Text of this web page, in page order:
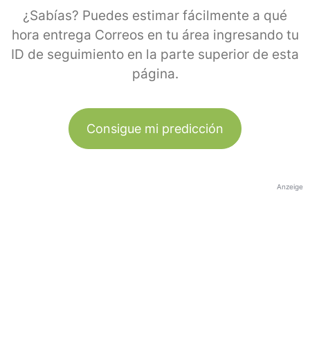
¿Sabías? Puedes estimar fácilmente a qué
hora entrega Correos en tu área ingresando tu
ID de seguimiento en la parte superior de esta
página.
Consigue mi predicción
Anzeige